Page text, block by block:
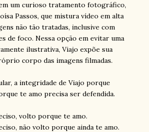
um curioso tratamento fotográfico,
Passos, que mistura vídeo em alta
não tão tratadas, inclusive com
de foco. Nessa opção em evitar uma
ilustrativa, Viajo expõe sua
corpo das imagens filmadas.
a integridade de Viajo porque
te amo precisa ser defendida.
volto porque te amo.
não volto porque ainda te amo.